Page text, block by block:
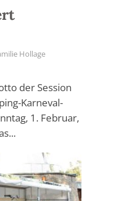
Hollage
der Session
Karneval-
1. Februar,